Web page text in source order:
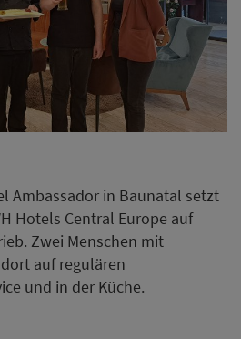
Ambassador in Baunatal setzt
Hotels Central Europe auf
Zwei Menschen mit
auf regulären
und in der Küche.